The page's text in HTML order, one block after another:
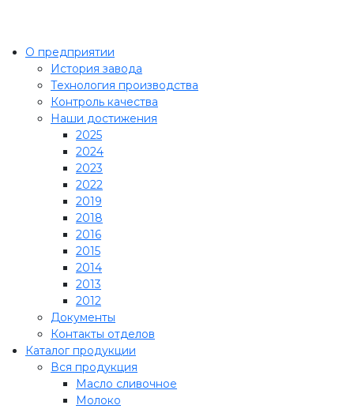
О предприятии
История завода
Технология производства
Контроль качества
Наши достижения
2025
2024
2023
2022
2019
2018
2016
2015
2014
2013
2012
Документы
Контакты отделов
Каталог продукции
Вся продукция
Масло сливочное
Молоко